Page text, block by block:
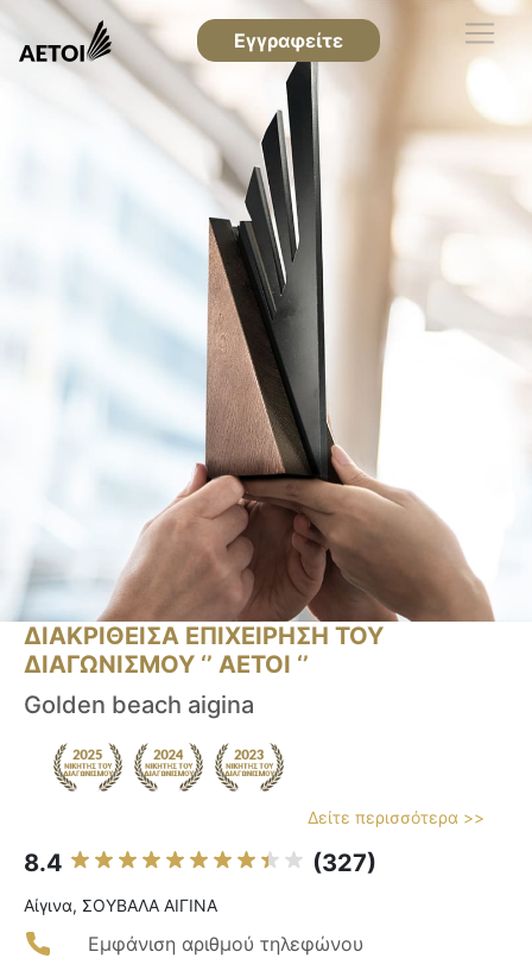
Εγγραφείτε
ΔΙΑΚΡΙΘΕΙΣΑ ΕΠΙΧΕΙΡΗΣΗ ΤΟΥ
ΔΙΑΓΩΝΙΣΜΟΥ ‘’ ΑΕΤΟΙ ‘’
Golden beach aigina
Δείτε περισσότερα >>
8.4 (327)
Αίγινα, ΣΟΥΒΑΛΑ ΑΙΓΙΝΑ
Εμφάνιση αριθμού τηλεφώνου